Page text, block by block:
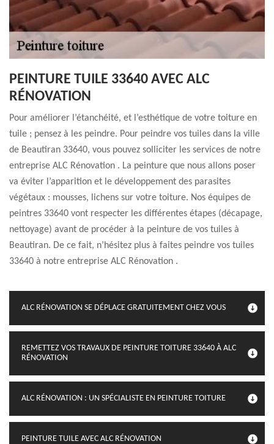
PEINTURE TUILE 33640 AVEC ALC
RÉNOVATION
Pour améliorer l’étanchéité, et l’esthétique de votre toiture en
tuile ; pensez à les peindre. Pour peindre vos tuiles dans la ville
de Beautiran 33640, vous pouvez solliciter les services de notre
entreprise ALC Rénovation . La peinture que nous allons poser
va éviter l’apparition et le développement des parasites
végétaux : mousses, lichens sur votre toiture. Nos équipes de
peintres 33640 vont respecter les différentes étapes (décapage,
nettoyage) avant de procéder à la peinture de vos tuiles à
Beautiran. De ce fait, n’hésitez plus à faites peindre vos tuiles
33640 à notre entreprise ALC Rénovation .
ALC RÉNOVATION SE DÉPLACE GRATUITEMENT CHEZ VOUS
REMETTEZ VOS TRAVAUX DE PEINTURE TOITURE 33640 À ALC
RÉNOVATION
ALC RÉNOVATION : UN SPÉCIALISTE EN PEINTURE TOITURE
PEINTURE TUILE AVEC ALC RÉNOVATION